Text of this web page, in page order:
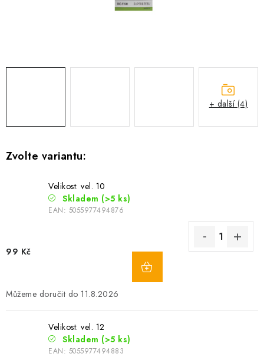
Velikost: vel. 10
Skladem (>5 ks)
EAN: 5055977494876
99 Kč
11.8.2026
Velikost: vel. 12
Skladem (>5 ks)
EAN: 5055977494883
+ další (4)